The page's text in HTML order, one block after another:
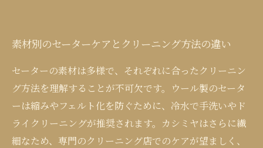
素材別のセーターケアとクリーニング方法の違い
セーターの素材は多様で、それぞれに合ったクリーニン
グ方法を理解することが不可欠です。ウール製のセータ
ーは縮みやフェルト化を防ぐために、冷水で手洗いやド
ライクリーニングが推奨されます。カシミヤはさらに繊
細なため、専門のクリーニング店でのケアが望ましく、